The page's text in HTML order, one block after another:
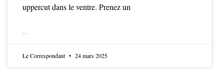
uppercut dans le ventre. Prenez un
Le Correspondant 24 mars 2025